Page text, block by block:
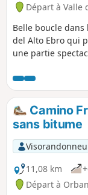
Départ à Valle
Belle boucle dans
del Alto Ebro qui
une partie
Camino
sans bitume
11,08 km
Départ à